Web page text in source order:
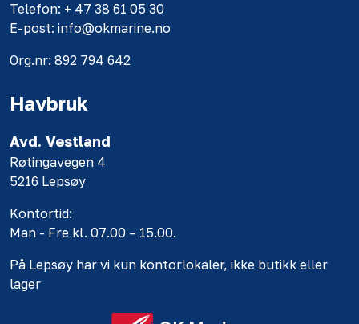
Telefon: + 47 38 61 05 30
E-post: info@okmarine.no
Org.nr: 892 794 642
Havbruk
Avd. Vestland
Røtingavegen 4
5216 Lepsøy
Kontortid:
Man - Fre kl. 07.00 – 15.00.
På Lepsøy har vi kun kontorlokaler, ikke butikk eller
lager